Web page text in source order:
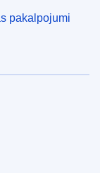
pakalpojumi